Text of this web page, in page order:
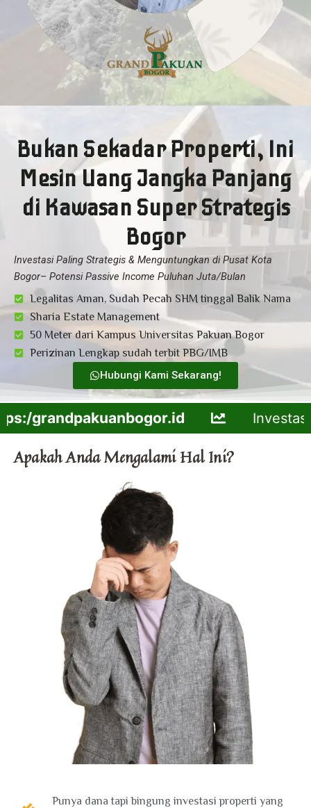
1
Bukan Sekadar Properti, Ini
Mesin Uang Jangka Panjang
di Kawasan Super Strategis
Bogor
Investasi Paling Strategis & Menguntungkan di Pusat Kota
Bogor– Potensi Passive Income Puluhan Juta/Bulan
Legalitas Aman, Sudah Pecah SHM tinggal Balik Nama
Sharia Estate Management
50 Meter dari Kampus Universitas Pakuan Bogor
Perizinan Lengkap sudah terbit PBG/IMB
Hubungi Kami Sekarang!
Investasi
Apakah Anda Mengalami Hal Ini?
Punya dana tapi bingung investasi properti yang